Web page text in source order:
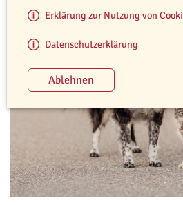
Erklärung zur Nutzung von
Datenschutzerklärung